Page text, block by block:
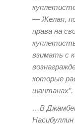
— Желая,
права на
взимать с
которые
шантанах”.
…В